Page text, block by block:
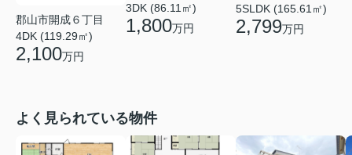
郡山市開成６丁目
4DK (119.29㎡)
2,100万円
3DK (86.11㎡)
1,800万円
5SLDK (165.61㎡)
2,799万円
よく見られている物件